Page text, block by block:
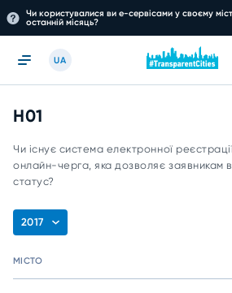
Чи користувалися ви е-сервісами у своєму
останній місяць?
UA
H01
Чи існує система електронної
онлайн-черга, яка дозволяє заявникам
статус?
2017
МІСТО